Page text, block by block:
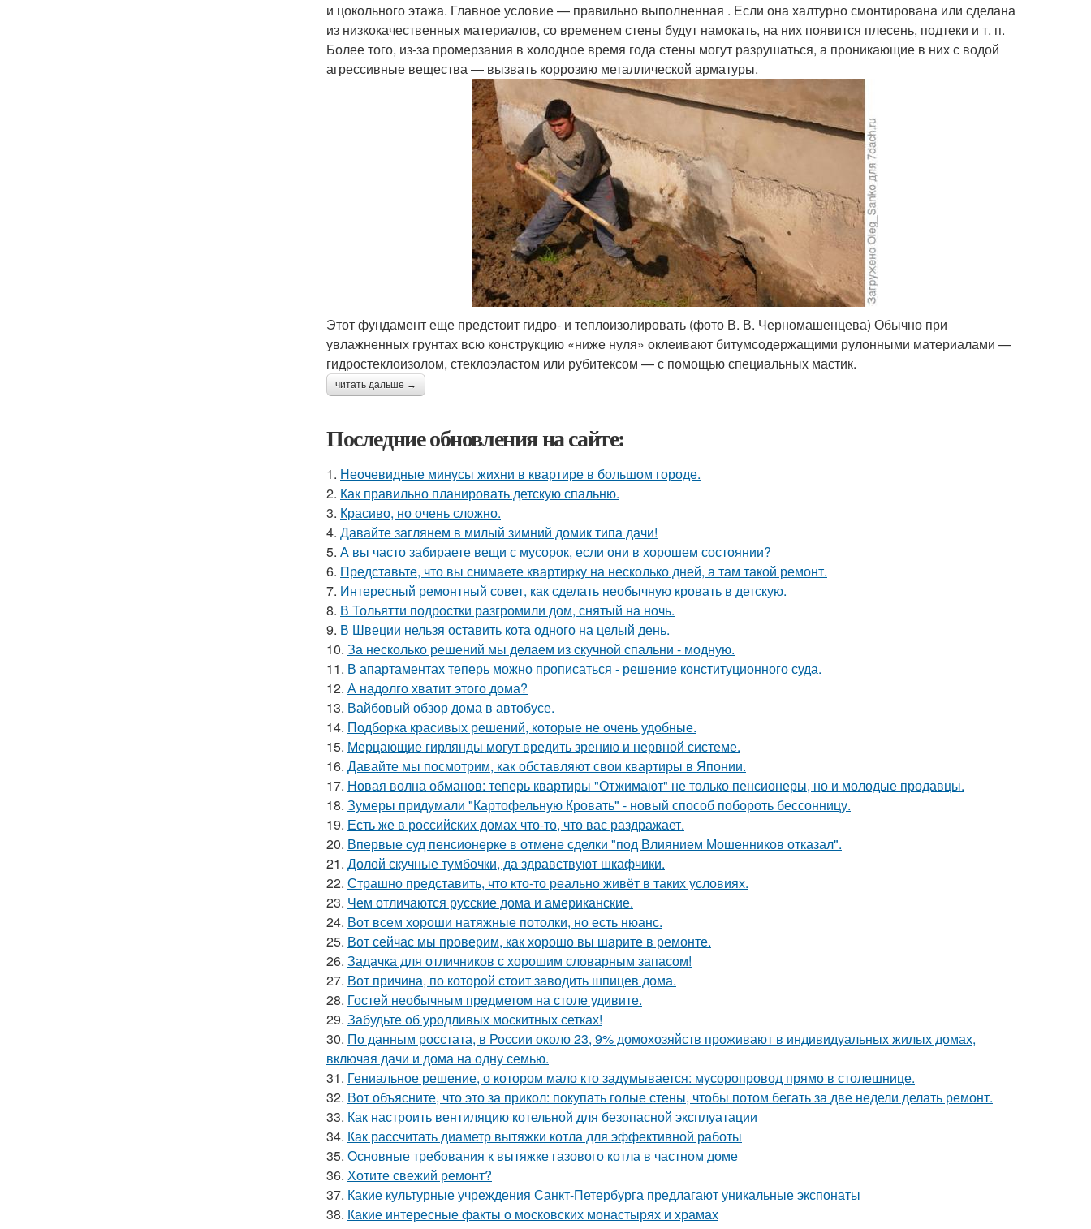
и цокольного этажа. Главное условие — правильно выполненная . Если она халтурно смонтирована или сделана
из низкокачественных материалов, со временем стены будут намокать, на них появится плесень, подтеки и т. п.
Более того, из-за промерзания в холодное время года стены могут разрушаться, а проникающие в них с водой
агрессивные вещества — вызвать коррозию металлической арматуры.
Этот фундамент еще предстоит гидро- и теплоизолировать (фото В. В. Черномашенцева) Обычно при
увлажненных грунтах всю конструкцию «ниже нуля» оклеивают битумсодержащими рулонными материалами —
гидростеклоизолом, стеклоэластом или рубитексом — с помощью специальных мастик.
читать дальше →
Последние обновления на сайте:
1. Неочевидные минусы жихни в квартире в большом городе.
2. Как правильно планировать детскую спальню.
3. Красиво, но очень сложно.
4. Давайте заглянем в милый зимний домик типа дачи!
5. А вы часто забираете вещи с мусорок, если они в хорошем состоянии?
6. Представьте, что вы снимаете квартирку на несколько дней, а там такой ремонт.
7. Интересный ремонтный совет, как сделать необычную кровать в детскую.
8. В Тольятти подростки разгромили дом, снятый на ночь.
9. В Швеции нельзя оставить кота одного на целый день.
10. За несколько решений мы делаем из скучной спальни - модную.
11. В апартаментах теперь можно прописаться - решение конституционного суда.
12. А надолго хватит этого дома?
13. Вайбовый обзор дома в автобусе.
14. Подборка красивых решений, которые не очень удобные.
15. Мерцающие гирлянды могут вредить зрению и нервной системе.
16. Давайте мы посмотрим, как обставляют свои квартиры в Японии.
17. Новая волна обманов: теперь квартиры "Отжимают" не только пенсионеры, но и молодые продавцы.
18. Зумеры придумали "Картофельную Кровать" - новый способ побороть бессонницу.
19. Есть же в российских домах что-то, что вас раздражает.
20. Впервые суд пенсионерке в отмене сделки "под Влиянием Мошенников отказал".
21. Долой скучные тумбочки, да здравствуют шкафчики.
22. Страшно представить, что кто-то реально живёт в таких условиях.
23. Чем отличаются русские дома и американские.
24. Вот всем хороши натяжные потолки, но есть нюанс.
25. Вот сейчас мы проверим, как хорошо вы шарите в ремонте.
26. Задачка для отличников с хорошим словарным запасом!
27. Вот причина, по которой стоит заводить шпицев дома.
28. Гостей необычным предметом на столе удивите.
29. Забудьте об уродливых москитных сетках!
30. По данным росстата, в России около 23, 9% домохозяйств проживают в индивидуальных жилых домах,
включая дачи и дома на одну семью.
31. Гениальное решение, о котором мало кто задумывается: мусоропровод прямо в столешнице.
32. Вот объясните, что это за прикол: покупать голые стены, чтобы потом бегать за две недели делать ремонт.
33. Как настроить вентиляцию котельной для безопасной эксплуатации
34. Как рассчитать диаметр вытяжки котла для эффективной работы
35. Основные требования к вытяжке газового котла в частном доме
36. Хотите свежий ремонт?
37. Какие культурные учреждения Санкт-Петербурга предлагают уникальные экспонаты
38. Какие интересные факты о московских монастырях и храмах